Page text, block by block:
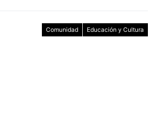
Comunidad Educación y Cultura